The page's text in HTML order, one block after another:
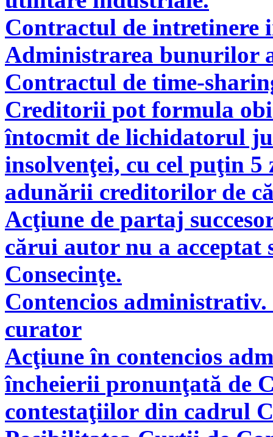
Contractul de intretinere
Administrarea bunurilor
Contractul de time-
Creditorii pot formula
întocmit de lichidatorul
insolvenţei, cu cel puţin
adunării creditorilor de
Acţiune de partaj
cărui autor nu a acceptat
Consecinţe.
Contencios
curator
Acţiune în contencios
încheierii pronunţată de
contestaţiilor din cadrul